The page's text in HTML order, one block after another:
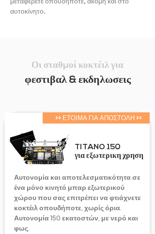
αυτοκίνητο.
Οι σταθμοί κοκτέιλ για
φεστιβαλ & εκδηλωσεις
>> ΕΤΟΙΜΑ ΓΙΑ ΑΠΟΣΤΟΛΗ >>
TITANO 150
για εξωτερικη χρηση
Αυτονομία και αποτελεσματικότητα σε
ένα μόνο κινητό μπαρ εξωτερικού
χώρου που σας επιτρέπει να φτιάχνετε
κοκτέιλ οπουδήποτε, χωρίς όρια.
Αυτονομία 150 εκατοστών, με νερό και
φως.